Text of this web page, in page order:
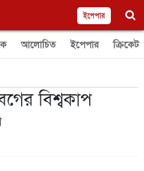
ইপেপার
আলোচিত ইপেপার ক্রিকেট
বিশ্বকাপ